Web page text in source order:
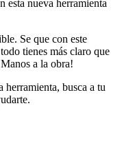
esta nueva herramienta
Se que con este
tienes más claro que
a la obra!
herramienta, busca a tu